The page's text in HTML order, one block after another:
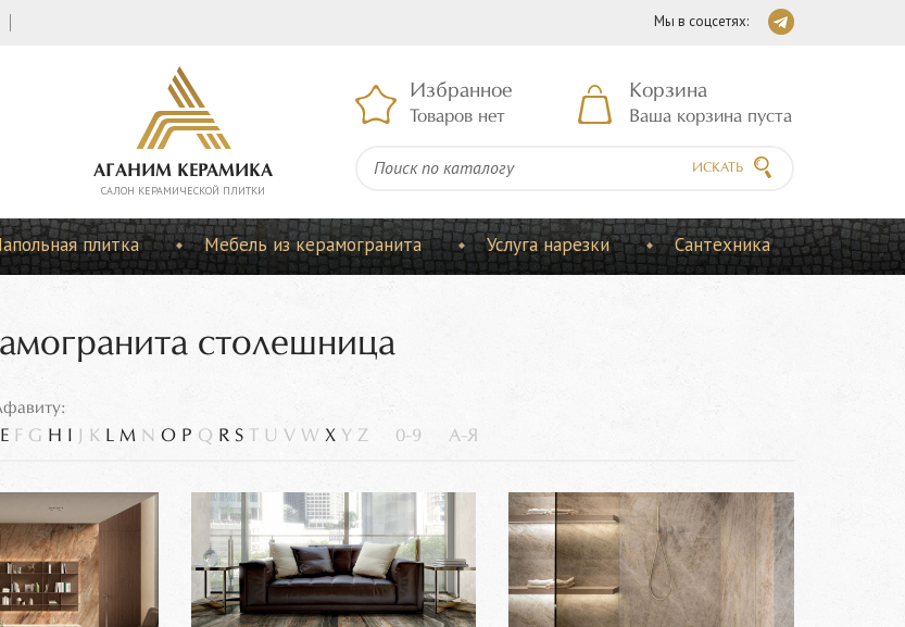
Мы в соцсетях:
АГАНИМ КЕРАМИКА
CАЛОН КЕРАМИЧЕСКОЙ ПЛИТКИ
Избранное
Товаров нет
Корзина
Ваша корзина пуста
ИСКАТЬ
плитка Мебель из керамогранита Услуга нарезки Сантехника
столешница
E F G H I K L M N O P Q R S U V W X Y Z 0-9 А-Я